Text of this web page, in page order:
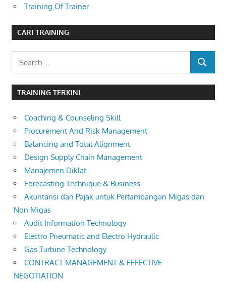
Training Of Trainer
CARI TRAINING
SEARCH
TRAINING TERKINI
Coaching & Counseling Skill
Procurement And Risk Management
Balancing and Total Alignment
Design Supply Chain Management
Manajemen Diklat
Forecasting Technique & Business
Akuntansi dan Pajak untuk Pertambangan Migas dan
Non Migas
Audit Information Technology
Electro Pneumatic and Electro Hydraulic
Gas Turbine Technology
CONTRACT MANAGEMENT & EFFECTIVE
NEGOTIATION